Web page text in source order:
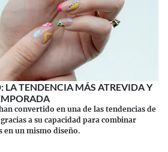
LA TENDENCIA MÁS ATREVIDA Y
convertido en una de las tendencias de
a su capacidad para combinar
en un mismo diseño.